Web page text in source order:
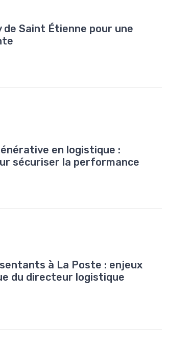
Saint Étienne pour une
en logistique :
sécuriser la performance
à La Poste : enjeux
du directeur logistique